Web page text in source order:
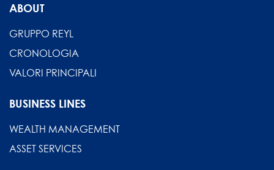
ABOUT
GRUPPO REYL
CRONOLOGIA
VALORI PRINCIPALI
BUSINESS LINES
WEALTH MANAGEMENT
ASSET SERVICES